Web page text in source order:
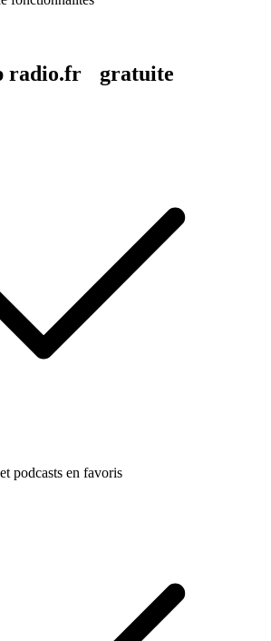
radio.fr gratuite
podcasts en favoris